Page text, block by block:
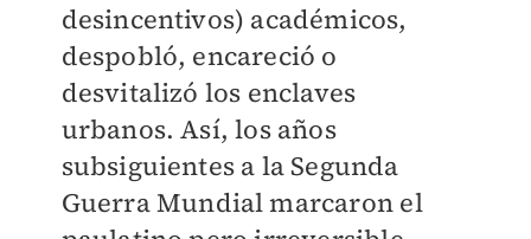
desincentivos) académicos,
despobló, encareció o
desvitalizó los enclaves
urbanos. Así, los años
subsiguientes a la Segunda
Guerra Mundial marcaron el